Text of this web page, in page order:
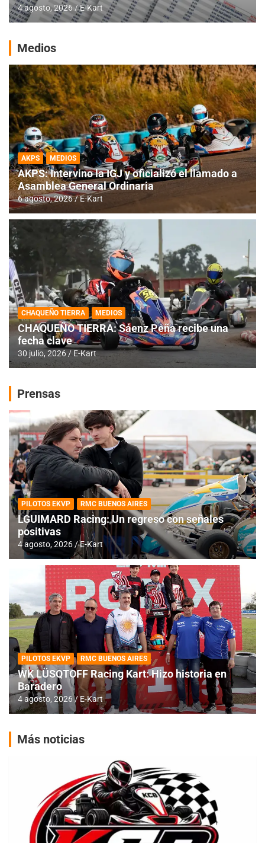
4 agosto, 2026 E-Kart
Medios
AKPS MEDIOS
AKPS: Intervino la IGJ y oficializó el llamado a
Asamblea General Ordinaria
6 agosto, 2026 E-Kart
CHAQUEÑO TIERRA MEDIOS
CHAQUEÑO TIERRA: Sáenz Peña recibe una
fecha clave
30 julio, 2026 E-Kart
Prensas
PILOTOS EKVP RMC BUENOS AIRES
LGUIMARD Racing: Un regreso con señales
positivas
4 agosto, 2026 E-Kart
PILOTOS EKVP RMC BUENOS AIRES
WK LÜSQTOFF Racing Kart: Hizo historia en
Baradero
4 agosto, 2026 E-Kart
Más noticias